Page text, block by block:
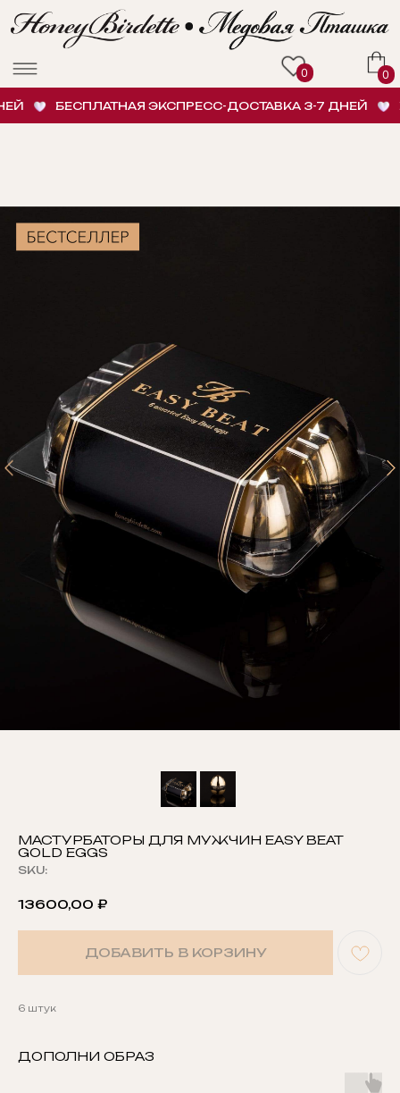
БЕСПЛАТНАЯ ЭКСПРЕСС-ДОСТАВКА 3-7 ДНЕЙ
МАСТУРБАТОРЫ ДЛЯ МУЖЧИН EASY BEAT
GOLD EGGS
SKU:
13600,00 ₽
ДОБАВИТЬ В КОРЗИНУ
6 штук
ДОПОЛНИ ОБРАЗ